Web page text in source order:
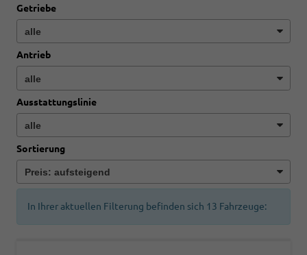
Getriebe
Antrieb
Ausstattungslinie
Sortierung
In Ihrer aktuellen Filterung befinden sich 13 Fahrzeuge: